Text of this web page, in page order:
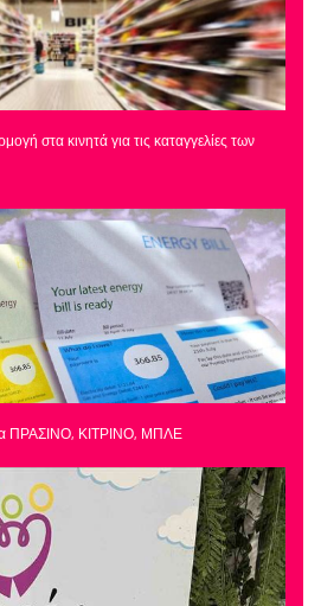
στα κινητά για τις καταγγελίες των
ΠΡΑΣΙΝΟ, ΚΙΤΡΙΝΟ, ΜΠΛΕ